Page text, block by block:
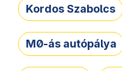
Kordos Szabolcs
M0-ás autópálya